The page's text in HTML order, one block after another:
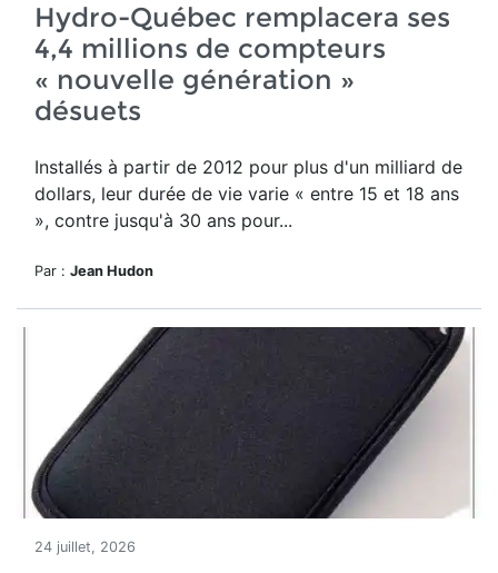
Hydro-Québec remplacera ses
4,4 millions de compteurs
« nouvelle génération »
désuets
Installés à partir de 2012 pour plus d'un milliard de
dollars, leur durée de vie varie « entre 15 et 18 ans
», contre jusqu'à 30 ans pour...
Par : Jean Hudon
24 juillet, 2026